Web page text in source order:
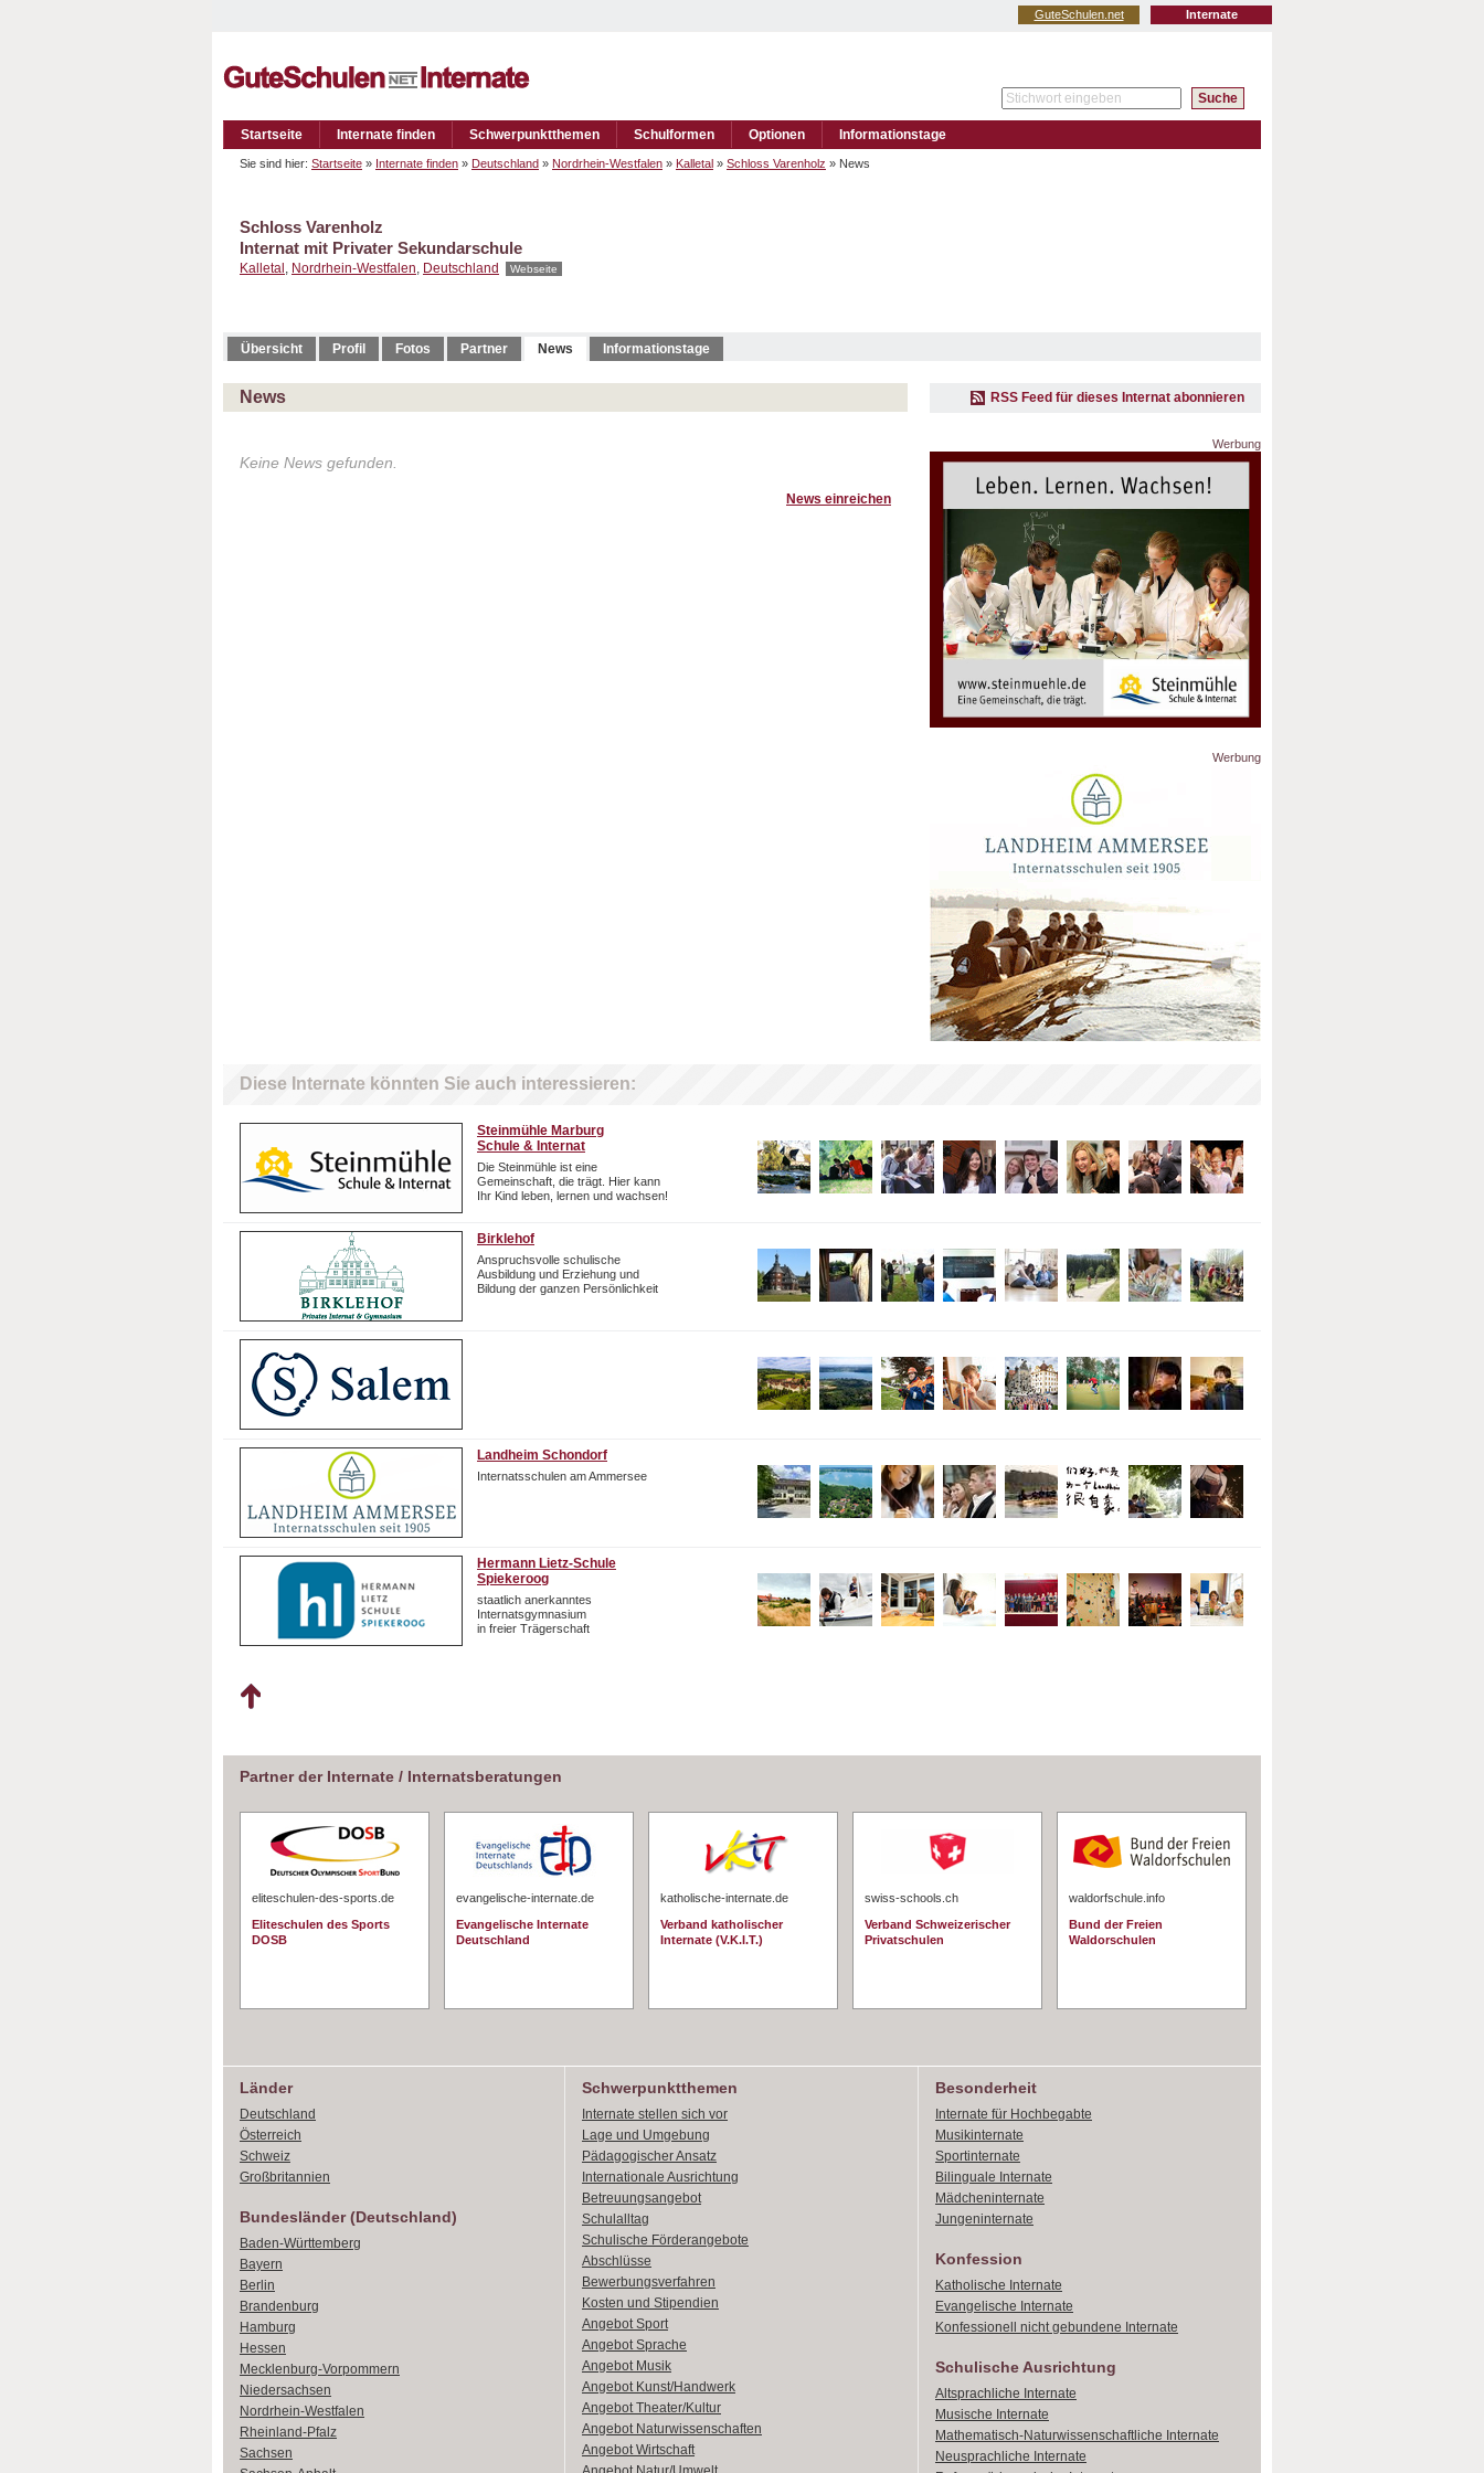
Internate
GuteSchulen.net
Startseite Internate finden Schwerpunktthemen Schulformen Optionen Informationstage
Sie sind hier: Startseite » Internate finden » Deutschland » Nordrhein-Westfalen » Kalletal » Schloss Varenholz » News
Schloss Varenholz
Internat mit Privater Sekundarschule
Kalletal , Nordrhein-Westfalen, Deutschland Webseite
Übersicht Profil Fotos Partner News Informationstage
News
Keine News gefunden.
News einreichen
RSS Feed für dieses Internat abonnieren
Werbung
Werbung
Diese Internate könnten Sie auch interessieren:
Steinmühle Marburg
Schule & Internat
Die Steinmühle ist eine
Gemeinschaft, die trägt. Hier kann
Ihr Kind leben, lernen und wachsen!
Birklehof
Anspruchsvolle schulische
Ausbildung und Erziehung und
Bildung der ganzen Persönlichkeit
Landheim Schondorf
Internatsschulen am Ammersee
Hermann Lietz-Schule
Spiekeroog
staatlich anerkanntes
Internatsgymnasium
in freier Trägerschaft
Partner der Internate / Internatsberatungen
eliteschulen-des-sports.de
Eliteschulen des Sports
DOSB
evangelische-internate.de
Evangelische Internate
Deutschland
katholische-internate.de
Verband katholischer
Internate (V.K.I.T.)
swiss-schools.ch
Verband Schweizerischer
Privatschulen
waldorfschule.info
Bund der Freien
Waldorschulen
Länder
Deutschland
Österreich
Schweiz
Großbritannien
Bundesländer (Deutschland)
Baden-Württemberg
Bayern
Berlin
Brandenburg
Hamburg
Hessen
Mecklenburg-Vorpommern
Niedersachsen
Nordrhein-Westfalen
Rheinland-Pfalz
Sachsen
Schwerpunktthemen
Internate stellen sich vor
Lage und Umgebung
Pädagogischer Ansatz
Internationale Ausrichtung
Betreuungsangebot
Schulalltag
Schulische Förderangebote
Abschlüsse
Bewerbungsverfahren
Kosten und Stipendien
Angebot Sport
Angebot Sprache
Angebot Musik
Angebot Kunst/Handwerk
Angebot Theater/Kultur
Angebot Naturwissenschaften
Angebot Wirtschaft
Besonderheit
Internate für Hochbegabte
Musikinternate
Sportinternate
Bilinguale Internate
Mädcheninternate
Jungeninternate
Konfession
Katholische Internate
Evangelische Internate
Konfessionell nicht gebundene Internate
Schulische Ausrichtung
Altsprachliche Internate
Musische Internate
Mathematisch-Naturwissenschaftliche Internate
Neusprachliche Internate